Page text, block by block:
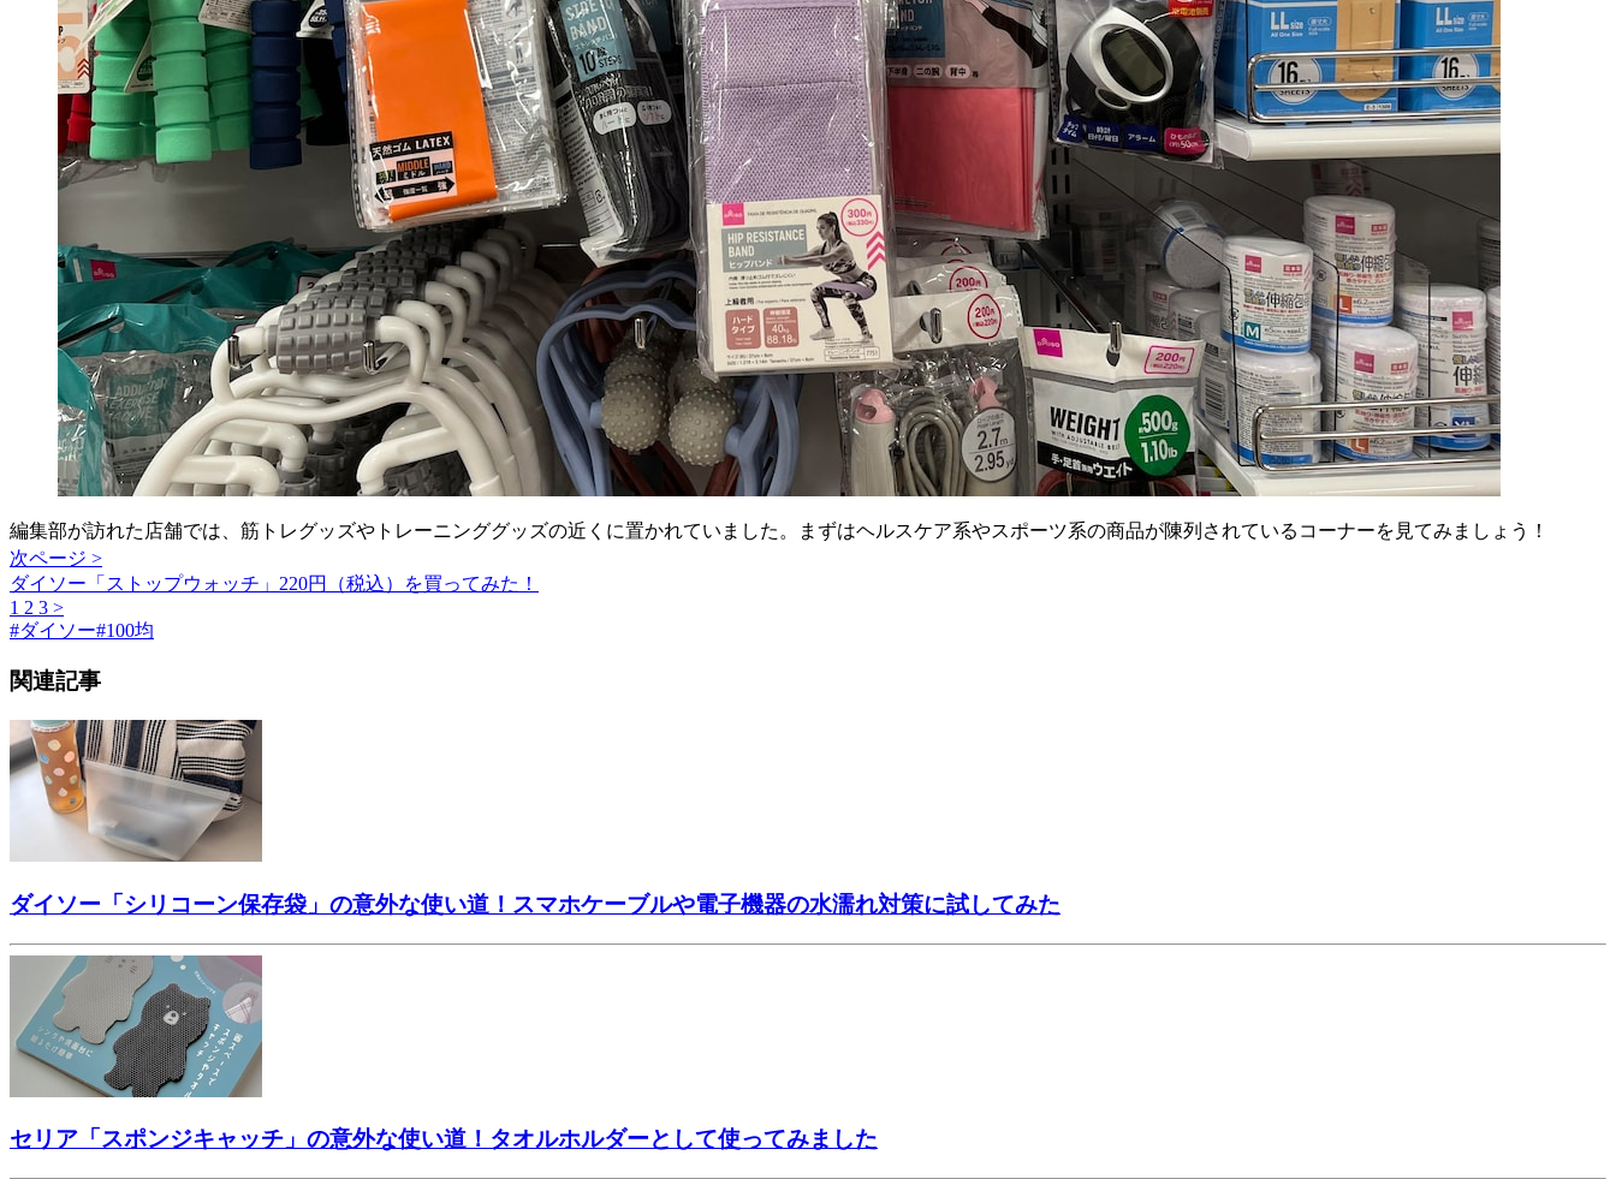
編集部が訪れた店舗では、筋トレグッズやトレーニンググッズの近くに置かれていました。まずはヘルスケア系やスポーツ系の商品が陳列されているコーナーを見てみましょう！
次ページ >
ダイソー「ストップウォッチ」220円（税込）を買ってみた！
1 2 3 >
#ダイソー#100均
関連記事
ダイソー「シリコーン保存袋」の意外な使い道！スマホケーブルや電子機器の水濡れ対策に試してみた
セリア「スポンジキャッチ」の意外な使い道！タオルホルダーとして使ってみました